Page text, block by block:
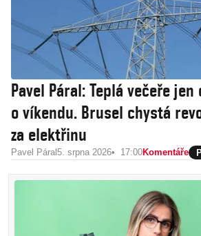
Pavel Páral: Teplá večeře
o víkendu. Brusel chystá
za elektřinu
Pavel Páral 5. srpna 2026 17:00Komentáře